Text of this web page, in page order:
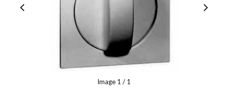
Image 1 / 1